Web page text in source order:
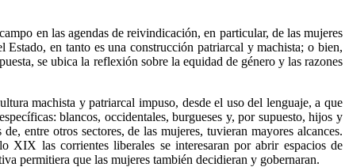
en las agendas de reivindicación, en particular, de las mujeres
en tanto es una construcción patriarcal y machista; o bien,
se ubica la reflexión sobre la equidad de género y las razones
machista y patriarcal impuso, desde el uso del lenguaje, a que
blancos, occidentales, burgueses y, por supuesto, hijos y
entre otros sectores, de las mujeres, tuvieran mayores alcances.
XIX las corrientes liberales se interesaran por abrir espacios de
permitiera que las mujeres también decidieran y gobernaran.